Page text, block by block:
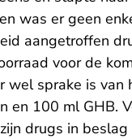
was er geen
aangetroffen
voor de
sprake is van
en 100 ml GHB.
drugs in